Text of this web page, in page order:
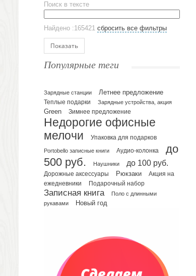
ЕВРОПОСУДА
Аксессуары
Ежедневники и блокноты
Датированные ежедневники
Планинги и телефонные книжки
Планинги датированные
Планинги недатированные
Телефонные книжки
Еженедельники
Органайзер на ежедневник
Сумки и Рюкзаки
Сумки для планшетов и ноутбуков
Рюкзаки
Конференц-сумки
Несессеры и косметички
Сумки спортивные
Поиск в тексте
Найдено :165421 сбросить все фильтры
Показать
Популярные теги
Зарядные станции Летнее предложение
Теплые подарки Зарядные устройства, акция
Green Зимнее предложение
Недорогие офисные
мелочи
Упаковка для подарков
Portobello записные книги Аудио-колонка
до
500 руб.
Наушники до 100 руб.
Дорожные аксессуары Рюкзаки
Акция на
ежедневники
Подарочный набор
Записная книга
Поло с длинными
рукавами
Новый год